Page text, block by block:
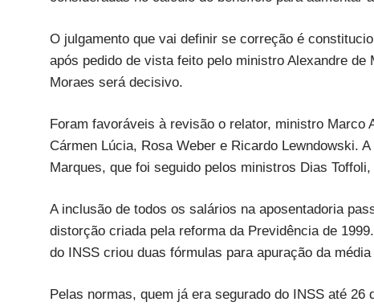
O julgamento que vai definir se correção é
após pedido de vista feito pelo ministro Alexandre
Moraes será decisivo.
Foram favoráveis à revisão o relator, ministro Marco
Cármen Lúcia, Rosa Weber e Ricardo Lewndowski.
Marques, que foi seguido pelos ministros Dias
A inclusão de todos os salários na aposentadoria
distorção criada pela reforma da Previdência de
do INSS criou duas fórmulas para apuração da
Pelas normas, quem já era segurado do INSS até